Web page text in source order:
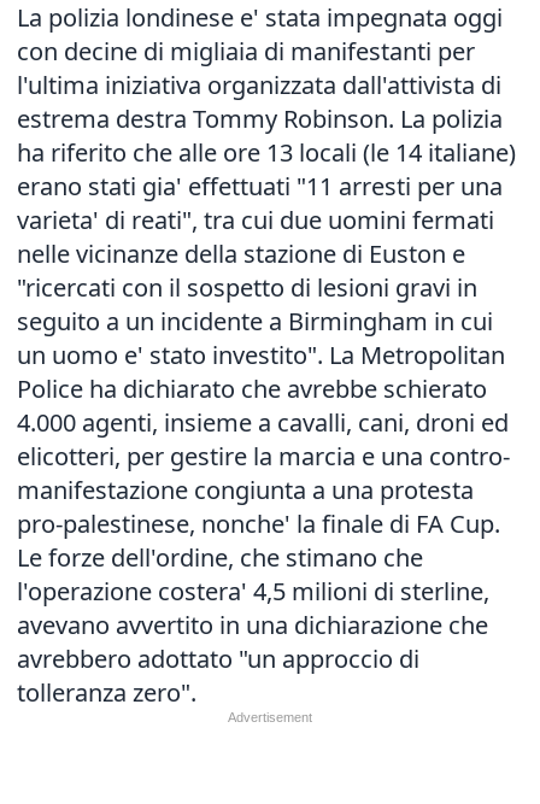
La polizia londinese e' stata impegnata oggi
con decine di migliaia di manifestanti per
l'ultima iniziativa organizzata dall'attivista di
estrema destra Tommy Robinson. La polizia
ha riferito che alle ore 13 locali (le 14 italiane)
erano stati gia' effettuati "11 arresti per una
varieta' di reati", tra cui due uomini fermati
nelle vicinanze della stazione di Euston e
"ricercati con il sospetto di lesioni gravi in
seguito a un incidente a Birmingham in cui
un uomo e' stato investito". La Metropolitan
Police ha dichiarato che avrebbe schierato
4.000 agenti, insieme a cavalli, cani, droni ed
elicotteri, per gestire la marcia e una contro-
manifestazione congiunta a una protesta
pro-palestinese, nonche' la finale di FA Cup.
Le forze dell'ordine, che stimano che
l'operazione costera' 4,5 milioni di sterline,
avevano avvertito in una dichiarazione che
avrebbero adottato "un approccio di
tolleranza zero".